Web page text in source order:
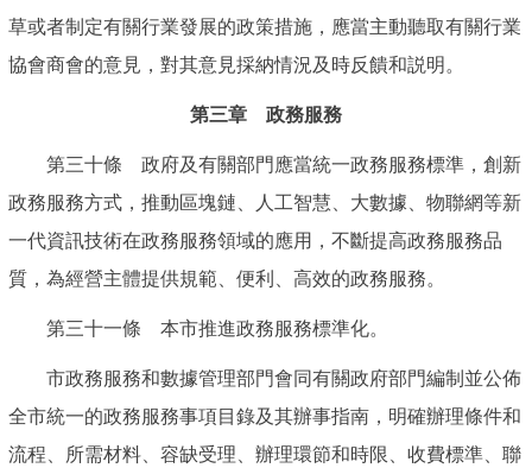
草或者制定有關行業發展的政策措施，應當主動聽取有關行業
協會商會的意見，對其意見採納情況及時反饋和説明。
第三章 政務服務
第三十條 政府及有關部門應當統一政務服務標準，創新
政務服務方式，推動區塊鏈、人工智慧、大數據、物聯網等新
一代資訊技術在政務服務領域的應用，不斷提高政務服務品
質，為經營主體提供規範、便利、高效的政務服務。
第三十一條 本市推進政務服務標準化。
市政務服務和數據管理部門會同有關政府部門編制並公佈
全市統一的政務服務事項目錄及其辦事指南，明確辦理條件和
流程、所需材料、容缺受理、辦理環節和時限、收費標準、聯